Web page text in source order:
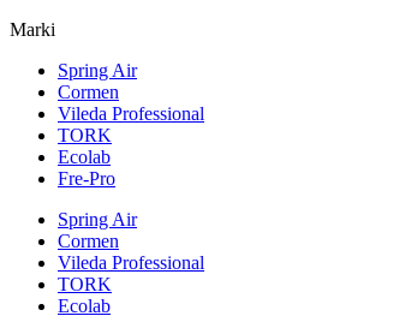
Marki
Spring Air
Cormen
Vileda Professional
TORK
Ecolab
Fre-Pro
Spring Air
Cormen
Vileda Professional
TORK
Ecolab